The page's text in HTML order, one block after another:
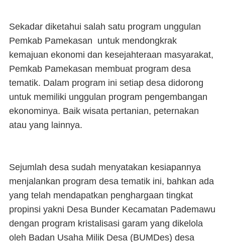
Sekadar diketahui salah satu program unggulan
Pemkab Pamekasan untuk mendongkrak
kemajuan ekonomi dan kesejahteraan masyarakat,
Pemkab Pamekasan membuat program desa
tematik. Dalam program ini setiap desa didorong
untuk memiliki unggulan program pengembangan
ekonominya. Baik wisata pertanian, peternakan
atau yang lainnya.
Sejumlah desa sudah menyatakan kesiapannya
menjalankan program desa tematik ini, bahkan ada
yang telah mendapatkan penghargaan tingkat
propinsi yakni Desa Bunder Kecamatan Pademawu
dengan program kristalisasi garam yang dikelola
oleh Badan Usaha Milik Desa (BUMDes) desa